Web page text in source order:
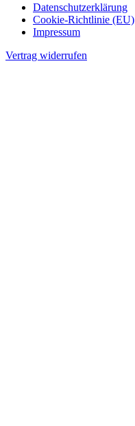
Datenschutzerklärung
Cookie-Richtlinie (EU)
Impressum
Vertrag widerrufen